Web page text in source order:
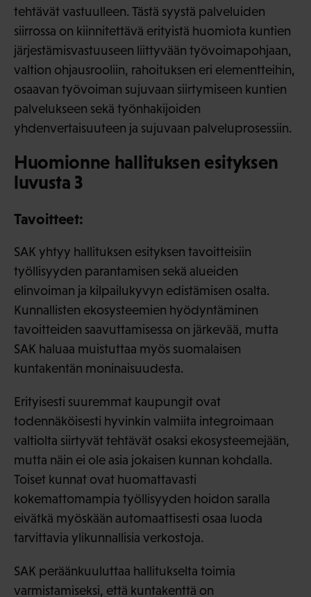
tehtävät vastuulleen. Tästä syystä palveluiden
siirrossa on kiinnitettävä erityistä huomiota kuntien
järjestämisvastuuseen liittyvään työvoimapohjaan,
valtion ohjausrooliin, rahoituksen eri elementteihin,
osaavan työvoiman sujuvaan siirtymiseen kuntien
palvelukseen sekä työnhakijoiden
yhdenvertaisuuteen ja sujuvaan palveluprosessiin.
Huomionne hallituksen esityksen
luvusta 3
Tavoitteet:
SAK yhtyy hallituksen esityksen tavoitteisiin
työllisyyden parantamisen sekä alueiden
elinvoiman ja kilpailukyvyn edistämisen osalta.
Kunnallisten ekosysteemien hyödyntäminen
tavoitteiden saavuttamisessa on järkevää, mutta
SAK haluaa muistuttaa myös suomalaisen
kuntakentän moninaisuudesta.
Erityisesti suuremmat kaupungit ovat
todennäköisesti hyvinkin valmiita integroimaan
valtiolta siirtyvät tehtävät osaksi ekosysteemejään,
mutta näin ei ole asia jokaisen kunnan kohdalla.
Toiset kunnat ovat huomattavasti
kokemattomampia työllisyyden hoidon saralla
eivätkä myöskään automaattisesti osaa luoda
tarvittavia ylikunnallisia verkostoja.
SAK peräänkuuluttaa hallitukselta toimia
varmistamiseksi, että kuntakenttä on